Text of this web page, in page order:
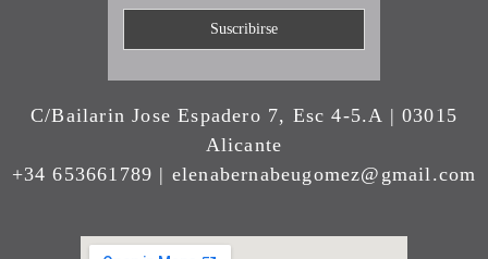
C/Bailarin Jose Espadero 7, Esc 4-5.A | 03015
Alicante
+34 653661789 | elenabernabeugomez@gmail.com